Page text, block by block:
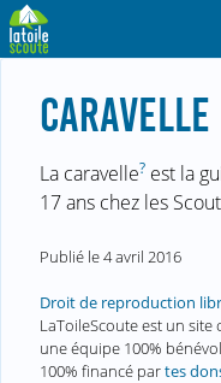
CARAVELLE
La caravelle? est la
17 ans chez les
Publié le4 avril 2016
Droit de reproduction
LaToileScoute est un
une équipe 100%
100% financé partes